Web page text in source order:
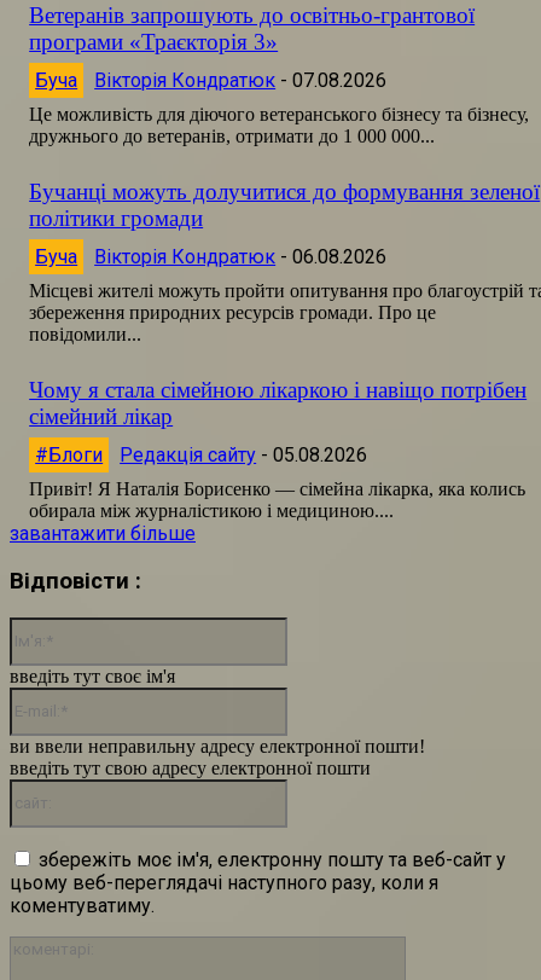
Ветеранів запрошують до освітньо-грантової
програми «Траєкторія 3»
Буча Вікторія Кондратюк - 07.08.2026
Це можливість для діючого ветеранського бізнесу та бізнесу,
дружнього до ветеранів, отримати до 1 000 000...
Бучанці можуть долучитися до формування зеленої
політики громади
Буча Вікторія Кондратюк - 06.08.2026
Місцеві жителі можуть пройти опитування про благоустрій
збереження природних ресурсів громади. Про це
повідомили...
Чому я стала сімейною лікаркою і навіщо потрібен
сімейний лікар
#Блоги Редакція сайту - 05.08.2026
Привіт! Я Наталія Борисенко — сімейна лікарка, яка колись
обирала між журналістикою і медициною....
завантажити більше
Відповісти :
введіть тут своє ім'я
ви ввели неправильну адресу електронної пошти!
введіть тут свою адресу електронної пошти
збережіть моє ім'я, електронну пошту та веб-сайт у
цьому веб-переглядачі наступного разу, коли я
коментуватиму.